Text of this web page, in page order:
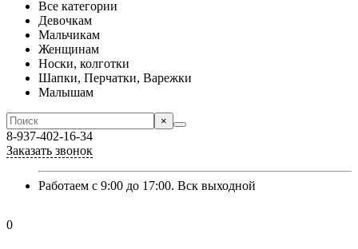
Все категории
Девочкам
Мальчикам
Женщинам
Носки, колготки
Шапки, Перчатки, Варежки
Малышам
×
8-937-402-16-34
Заказать звонок
Работаем с 9:00 до 17:00. Вск выходной
0